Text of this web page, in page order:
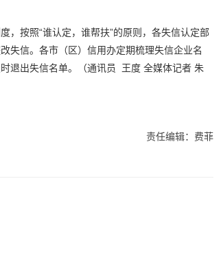
，按照“谁认定，谁帮扶”的原则，各失信认定部
失信。各市（区）信用办定期梳理失信企业名
退出失信名单。（通讯员 王度 全媒体记者 朱
责任编辑：费菲